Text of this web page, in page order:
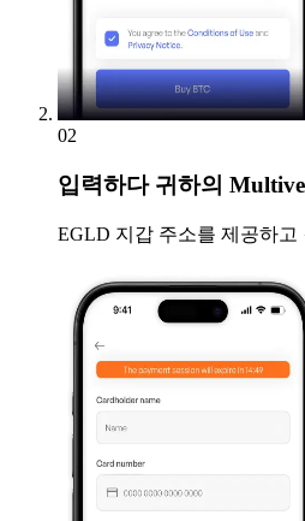
02
입력하다귀하의
EGLD 지갑 주소를 제공하고